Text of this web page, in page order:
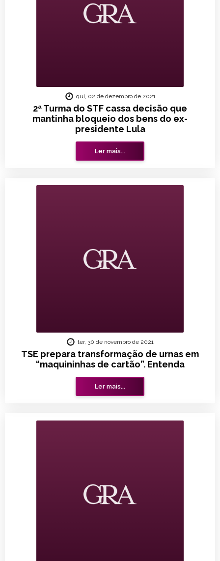
2ª Turma do STF cassa decisão que
mantinha bloqueio dos bens do ex-
presidente Lula
qui, 02 de dezembro de 2021
Ler mais...
TSE prepara transformação de urnas em
“maquininhas de cartão”. Entenda
ter, 30 de novembro de 2021
Ler mais...